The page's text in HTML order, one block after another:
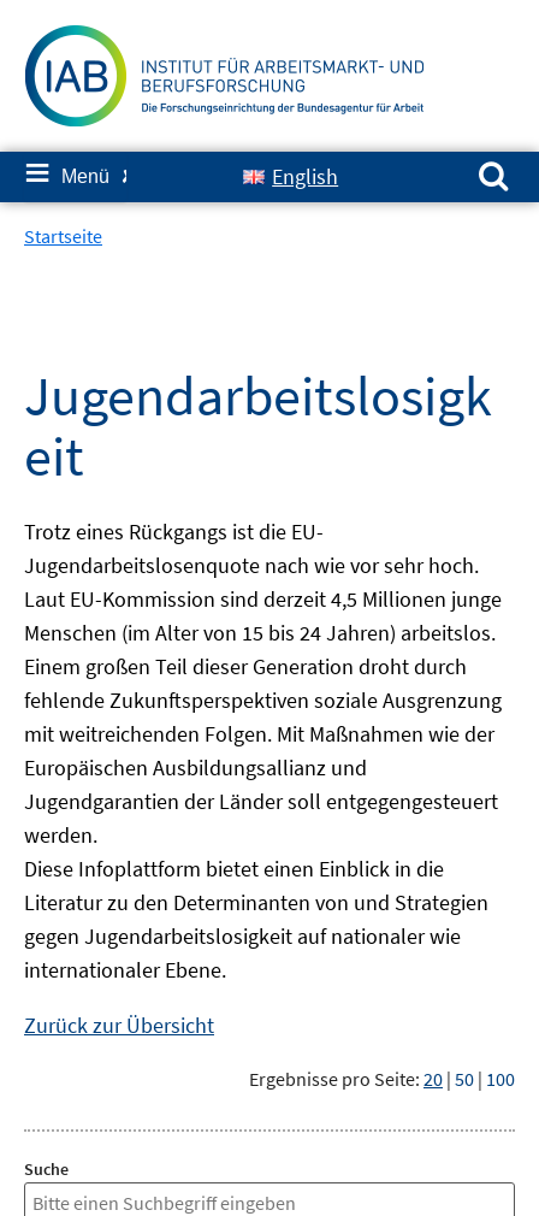
zum
Inhalt
≡ Menü ✘ English
Suchen nach:
Startseite
Jugendarbeitslosigk
eit
Trotz eines Rückgangs ist die EU-
Jugendarbeitslosenquote nach wie vor sehr hoch.
Laut EU-Kommission sind derzeit 4,5 Millionen junge
Menschen (im Alter von 15 bis 24 Jahren) arbeitslos.
Einem großen Teil dieser Generation droht durch
fehlende Zukunftsperspektiven soziale Ausgrenzung
mit weitreichenden Folgen. Mit Maßnahmen wie der
Europäischen Ausbildungsallianz und
Jugendgarantien der Länder soll entgegengesteuert
werden.
Diese Infoplattform bietet einen Einblick in die
Literatur zu den Determinanten von und Strategien
gegen Jugendarbeitslosigkeit auf nationaler wie
internationaler Ebene.
Zurück zur Übersicht
Ergebnisse pro Seite: 20 | 50 | 100
Suche